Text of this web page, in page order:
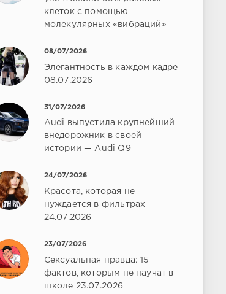
клеток с помощью
молекулярных «вибраций»
08/07/2026
Элегантность в каждом кадре
08.07.2026
31/07/2026
Audi выпустила крупнейший
внедорожник в своей
истории — Audi Q9
24/07/2026
Красота, которая не
нуждается в фильтрах
24.07.2026
23/07/2026
Сексуальная правда: 15
фактов, которым не научат в
школе 23.07.2026